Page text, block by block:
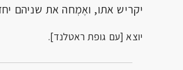
יקריש אתו, ואֶמְחה את שניהם
יוצא [עם גופת ראטלנד].